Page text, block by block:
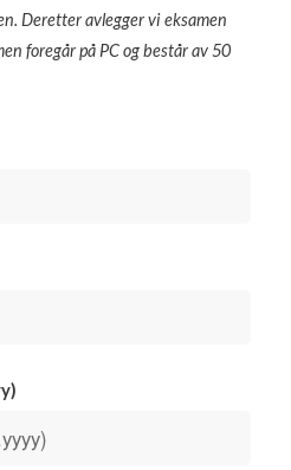
Deretter avlegger vi eksamen
foregår på PC og består av 50